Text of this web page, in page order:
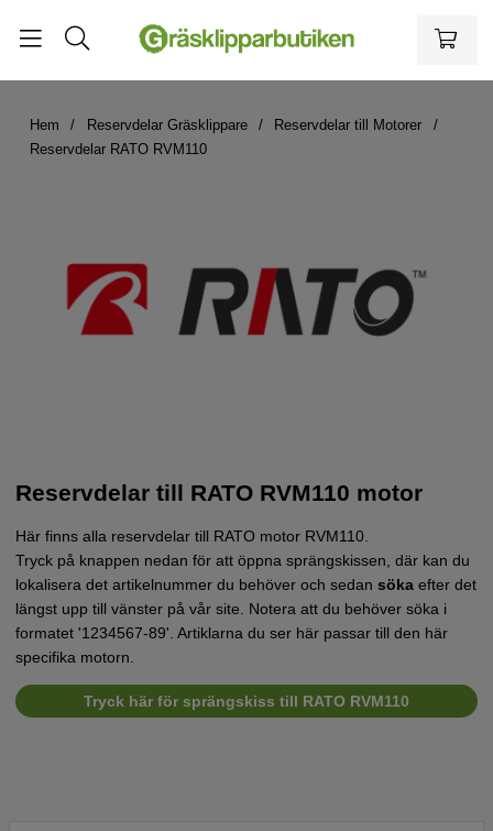
Hem Reservdelar Gräsklippare
Reservdelar till Motorer
Reservdelar RATO RVM110
Reservdelar till RATO RVM110 motor
Här finns alla reservdelar till RATO motor RVM110.
Tryck på knappen nedan för att öppna sprängskissen, där kan du
lokalisera det artikelnummer du behöver och sedan söka efter det
längst upp till vänster på vår site. Notera att du behöver söka i
formatet '1234567-89'. Artiklarna du ser här passar till den här
specifika motorn.
Tryck här för sprängskiss till RATO RVM110